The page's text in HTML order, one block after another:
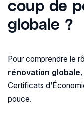
coup de
globale ?
Pour comprendre le
rénovation globale
Certificats
pouce.